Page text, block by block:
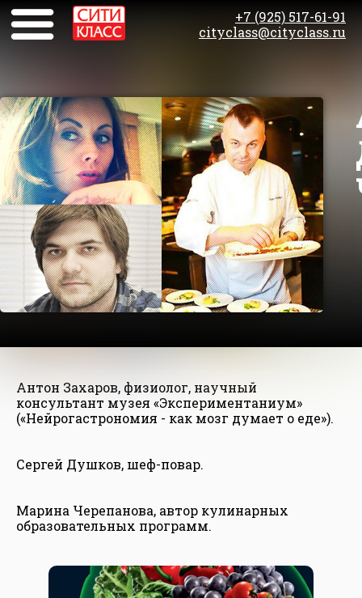
+7 (925) 517-61-91
cityclass@cityclass.ru
Антон Захаров, физиолог, научный
консультант музея «Экспериментаниум»
(«Нейрогастрономия - как мозг думает о еде»).
Сергей Душков, шеф-повар.
Марина Черепанова, автор кулинарных
образовательных программ.